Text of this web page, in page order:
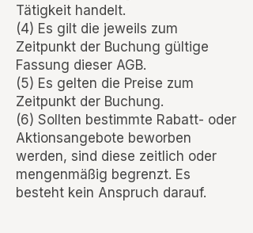
Tätigkeit handelt.
(4) Es gilt die jeweils zum
Zeitpunkt der Buchung gültige
Fassung dieser AGB.
(5) Es gelten die Preise zum
Zeitpunkt der Buchung.
(6) Sollten bestimmte Rabatt- oder
Aktionsangebote beworben
werden, sind diese zeitlich oder
mengenmäßig begrenzt. Es
besteht kein Anspruch darauf.